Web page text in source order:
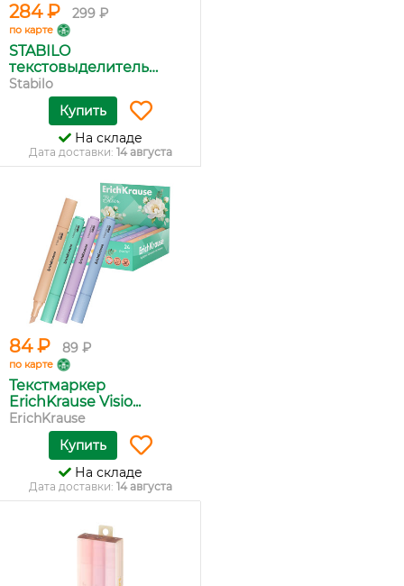
284 ₽ 299 ₽
по карте
STABILO
текстовыделитель
BOSS...
Stabilo
Купить
На складе
Дата доставки: 14 августа
84 ₽ 89 ₽
по карте
Текстмаркер
ErichKrause Visio...
ErichKrause
Купить
На складе
Дата доставки: 14 августа